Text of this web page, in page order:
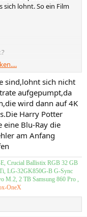
sich lohnt. So ein Film
doll.?
gesehen das er
skandalieren doch
oder wie gut die HDR
sind,lohnt sich nicht
aufgepumpt,da
wird dann auf 4K
Harry Potter
eine Blu-Ray die
am Anfang
Crucial Ballistix RGB 32 GB
LG-32GK850G-B G-Sync
M.2, 2 TB Samsung 860 Pro ,
OneX